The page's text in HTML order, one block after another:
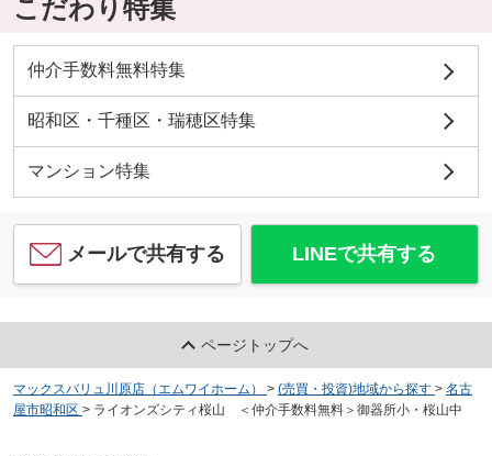
こだわり特集
仲介手数料無料特集
昭和区・千種区・瑞穂区特集
マンション特集
メールで共有する LINEで共有する
ページトップへ
マックスバリュ川原店（エムワイホーム） > (売買・投資)地域から探す > 名古
屋市昭和区 > ライオンズシティ桜山 ＜仲介手数料無料＞御器所小・桜山中